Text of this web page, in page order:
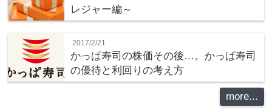
レジャー編～
2017/2/21
かっぱ寿司の株価その後…。かっぱ寿司
の優待と利回りの考え方
more...